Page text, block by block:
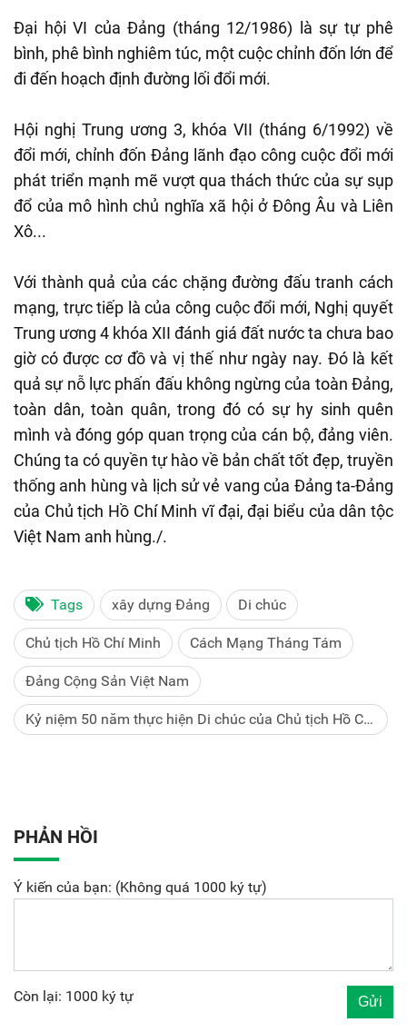
Đại hội VI của Đảng (tháng 12/1986) là sự tự phê
bình, phê bình nghiêm túc, một cuộc chỉnh đốn lớn để
đi đến hoạch định đường lối đổi mới.
Hội nghị Trung ương 3, khóa VII (tháng 6/1992) về
đổi mới, chỉnh đốn Đảng lãnh đạo công cuộc đổi mới
phát triển mạnh mẽ vượt qua thách thức của sự sụp
đổ của mô hình chủ nghĩa xã hội ở Đông Âu và Liên
Xô...
Với thành quả của các chặng đường đấu tranh cách
mạng, trực tiếp là của công cuộc đổi mới, Nghị quyết
Trung ương 4 khóa XII đánh giá đất nước ta chưa bao
giờ có được cơ đồ và vị thế như ngày nay. Đó là kết
quả sự nỗ lực phấn đấu không ngừng của toàn Đảng,
toàn dân, toàn quân, trong đó có sự hy sinh quên
mình và đóng góp quan trọng của cán bộ, đảng viên.
Chúng ta có quyền tự hào về bản chất tốt đẹp, truyền
thống anh hùng và lịch sử vẻ vang của Đảng ta-Đảng
của Chủ tịch Hồ Chí Minh vĩ đại, đại biểu của dân tộc
Việt Nam anh hùng./.
Tags xây dựng Đảng Di chúc
Chủ tịch Hồ Chí Minh Cách Mạng Tháng Tám
Đảng Cộng Sản Việt Nam
Kỷ niệm 50 năm thực hiện Di chúc của Chủ tịch Hồ Chí
Minh
PHẢN HỒI
Ý kiến của bạn: (Không quá 1000 ký tự)
Còn lại: 1000 ký tự